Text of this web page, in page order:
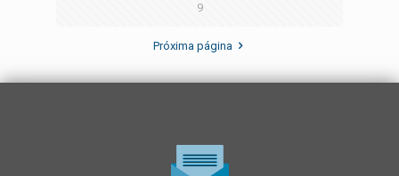
9
Próxima página